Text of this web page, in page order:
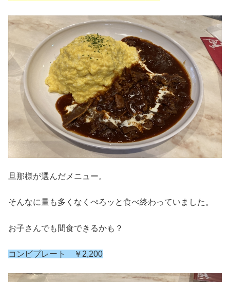
旦那様が選んだメニュー。
そんなに量も多くなくぺろッと食べ終わっていました。
お子さんでも間食できるかも？
コンビプレート ￥2,200